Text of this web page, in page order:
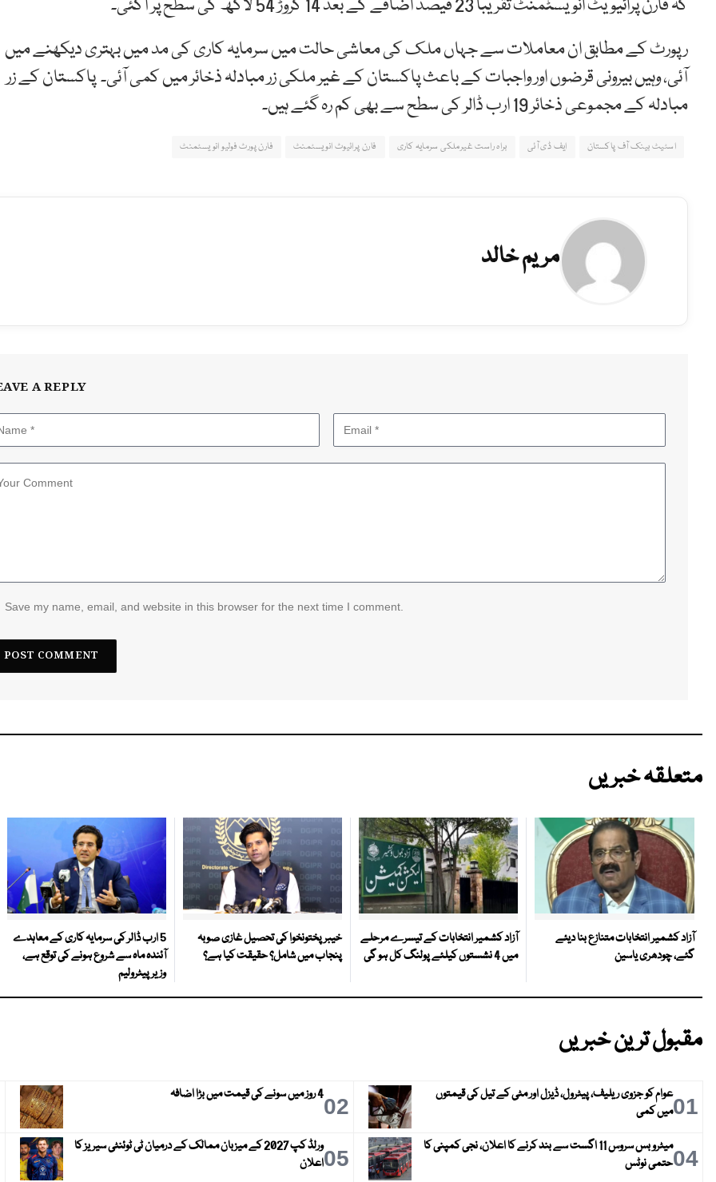
کہ فارن پرائیویٹ انویسٹمنٹ تقریباً 23 فیصد اضافے کے بعد 14 کروڑ 54 لاکھ کی سطح پر آگئی۔
رپورٹ کے مطابق ان معاملات سے جہاں ملک کی معاشی حالت میں سرمایہ کاری کی مد میں بہتری دیکھنے میں
آئی، وہیں بیرونی قرضوں اور واجبات کے باعث پاکستان کے غیر ملکی زر مبادلہ ذخائر میں کمی آئی۔ پاکستان کے زر
مبادلہ کے مجموعی ذخائر 19 ارب ڈالر کی سطح سے بھی کم رہ گئے ہیں۔
اسٹیٹ بینک آف پاکستان ایف ڈی آئی براہ راست غیرملکی سرمایہ کاری فارن پرائیوٹ انویسٹمنٹ فارن پورٹ فولیو انویسٹمنٹ
مریم خالد
A REPLY
Save my name, email, and website in this browser for the next time I comment.
متعلقہ خبریں
آزاد کشمیر انتخابات متنازع بنا دیئے
گئے، چودھری یاسین
آزاد کشمیر انتخابات کے تیسرے مرحلے
میں 4 نشستوں کیلئے پولنگ کل ہو گی
خیبر پختونخوا کی تحصیل غازی صوبہ
پنجاب میں شامل؟ حقیقت کیا ہے؟
5 ارب ڈالر کی سرمایہ کاری کے معاہدے
آئندہ ماہ سے شروع ہونے کی توقع ہے،
وزیر پیٹرولیم
مقبول ترین خبریں
01عوام کو جزوی ریلیف، پیٹرول، ڈیزل اور مٹی کے تیل کی قیمتوں
میں کمی
024 روز میں سونے کی قیمت میں بڑا اضافہ
04
میٹرو بس سروس 11 اگست سے بند کرنے کا اعلان، نجی کمپنی کا
حتمی نوٹس
05
ورلڈ کپ 2027 کے میزبان ممالک کے درمیان ٹی ٹوئنٹی سیریز کا
اعلان